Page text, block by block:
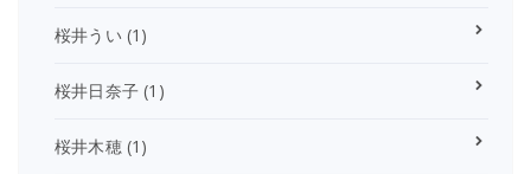
桜井うい (1)
桜井日奈子 (1)
桜井木穂(1)